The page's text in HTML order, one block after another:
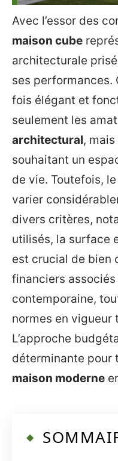
Avec l’essor des
maison cube
architecturale
ses performances.
fois élégant et
seulement les
architectural,
souhaitant un
de vie. Toutefois, le
varier
divers critères,
utilisés, la surface
est crucial de bien
financiers
contemporaine,
normes en vigueur
L’approche
déterminante pour
maison moderne